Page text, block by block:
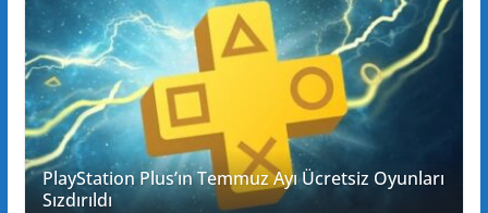
PlayStation Plus’ın Temmuz Ayı Ücretsiz Oyunları
Sızdırıldı